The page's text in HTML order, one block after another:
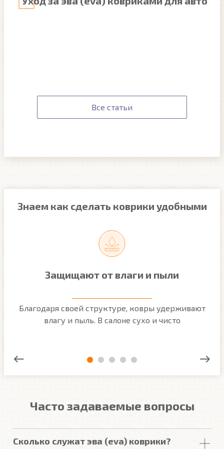
Все статьи
Знаем как сделать коврики удобными
Защищают от влаги и пыли
Благодаря своей структуре, ковры удерживают
влагу и пыль. В салоне сухо и чисто
Часто задаваемые вопросы
Сколько служат эва (eva) коврики?